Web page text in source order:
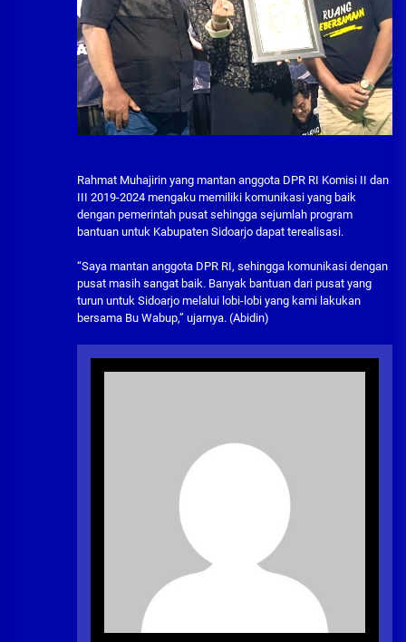
Rahmat Muhajirin yang mantan anggota DPR RI Komisi II dan
III 2019-2024 mengaku memiliki komunikasi yang baik
dengan pemerintah pusat sehingga sejumlah program
bantuan untuk Kabupaten Sidoarjo dapat terealisasi.
“Saya mantan anggota DPR RI, sehingga komunikasi dengan
pusat masih sangat baik. Banyak bantuan dari pusat yang
turun untuk Sidoarjo melalui lobi-lobi yang kami lakukan
bersama Bu Wabup,” ujarnya. (Abidin)